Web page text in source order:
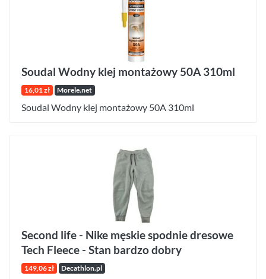
Soudal Wodny klej montażowy 50A 310ml
16,01 zł Morele.net
Soudal Wodny klej montażowy 50A 310ml
Second life - Nike męskie spodnie dresowe
Tech Fleece - Stan bardzo dobry
149,06 zł Decathlon.pl